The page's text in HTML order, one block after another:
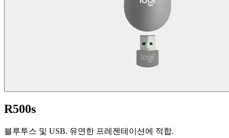
R500s
블루투스 및 USB. 유연한 프레젠테이션에 적합.